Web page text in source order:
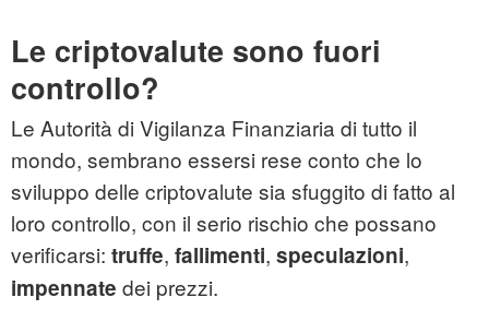
Le criptovalute sono fuori
controllo?
Le Autorità di Vigilanza Finanziaria di tutto il
mondo, sembrano essersi rese conto che lo
sviluppo delle criptovalute sia sfuggito di fatto al
loro controllo, con il serio rischio che possano
verificarsi: truffe, fallimenti, speculazioni,
impennate dei prezzi.